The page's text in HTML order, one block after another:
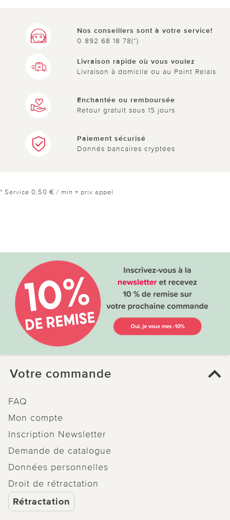
Nos conseillers sont à votre service!
0 892 68 18 78(*)
Livraison rapide où vous voulez
Livraison à domicile ou au Point Relais
Enchantée ou remboursée
Retour gratuit sous 15 jours
Paiement sécurisé
Donnés bancaires cryptées
* Service 0,50 € / min + prix appel
Votre commande
FAQ
Mon compte
Inscription Newsletter
Demande de catalogue
Données personnelles
Droit de rétractation
Rétractation